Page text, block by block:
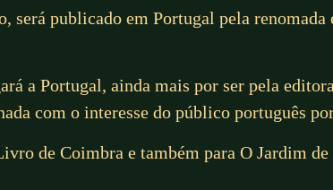
publicado em Portugal pela renomada
a Portugal, ainda mais por ser pela
com o interesse do público português
de Coimbra e também para O Jardim de